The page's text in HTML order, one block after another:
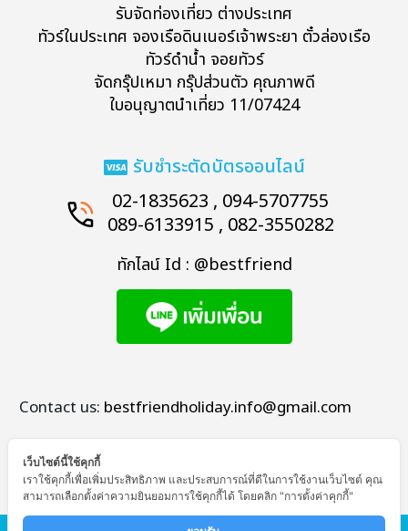
รับจัดท่องเที่ยว ต่างประเทศ
ทัวร์ในประเทศ จองเรือดินเนอร์เจ้าพระยา ตั๋วล่องเรือ
ทัวร์ดำน้ำ จอยทัวร์
จัดกรุ๊ปเหมา กรุ๊ปส่วนตัว คุณภาพดี
ใบอนุญาตนำเที่ยว 11/07424
รับชำระตัดบัตรออนไลน์
02-1835623 , 094-5707755
089-6133915 , 082-3550282
ทักไลน์ Id : @bestfriend
Contact us: bestfriendholiday.info@gmail.com
เว็บไซต์นี้ใช้คุกกี้
เราใช้คุกกี้เพื่อเพิ่มประสิทธิภาพ และประสบการณ์ที่ดีในการใช้งานเว็บไซต์ คุณ
สามารถเลือกตั้งค่าความยินยอมการใช้คุกกี้ได้ โดยคลิก "การตั้งค่าคุกกี้"